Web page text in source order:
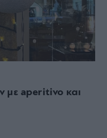
με aperitivo και